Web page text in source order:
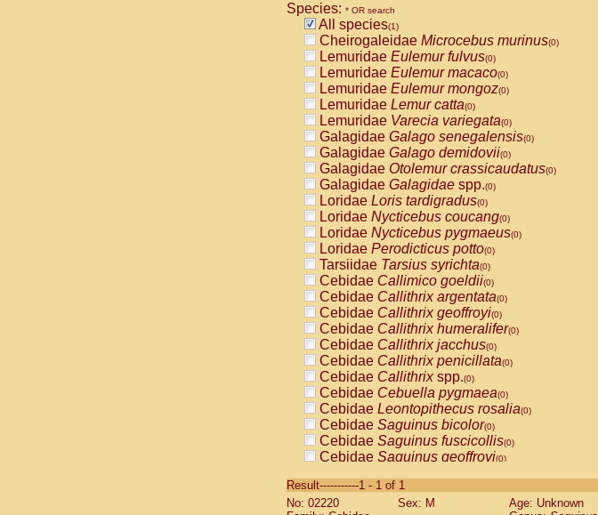
Species: * OR search
All species(1)
Cheirogaleidae Microcebus murinus(0)
Lemuridae Eulemur fulvus(0)
Lemuridae Eulemur macaco(0)
Lemuridae Eulemur mongoz(0)
Lemuridae Lemur catta(0)
Lemuridae Varecia variegata(0)
Galagidae Galago senegalensis(0)
Galagidae Galago demidovii(0)
Galagidae Otolemur crassicaudatus(0)
Galagidae Galagidae spp.(0)
Loridae Loris tardigradus(0)
Loridae Nycticebus coucang(0)
Loridae Nycticebus pygmaeus(0)
Loridae Perodicticus potto(0)
Tarsiidae Tarsius syrichta(0)
Cebidae Callimico goeldii(0)
Cebidae Callithrix argentata(0)
Cebidae Callithrix geoffroyi(0)
Cebidae Callithrix humeralifer(0)
Cebidae Callithrix jacchus(0)
Cebidae Callithrix penicillata(0)
Cebidae Callithrixspp.(0)
Cebidae Cebuella pygmaea(0)
Cebidae Leontopithecus rosalia(0)
Cebidae Saguinus bicolor(0)
Cebidae Saguinus fuscicollis(0)
Cebidae Saguinus geoffroyi(0)
CebidaeSaguinus labiatus(0)
Cebidae Saguinus leucopus (0)
Result-----------1 - 1 of 1
No: 02220
Sex: M
Age: Unknown